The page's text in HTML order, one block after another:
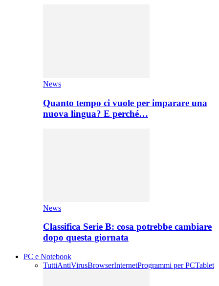
News
Quanto tempo ci vuole per imparare una
nuova lingua? E perché…
News
Classifica Serie B: cosa potrebbe cambiare
dopo questa giornata
PC e Notebook
TuttiAntiVirusBrowserInternetProgrammi per PCTablet